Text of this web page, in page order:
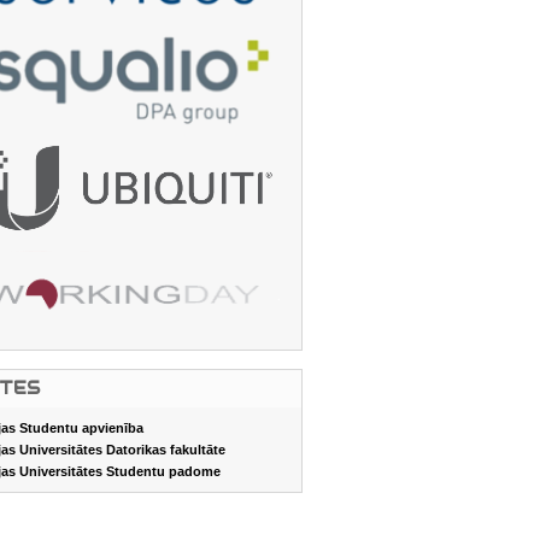
Studentu apvienība
Universitātes Datorikas fakultāte
Universitātes Studentu padome